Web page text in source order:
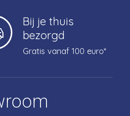
Bij je thuis
bezorgd
Gratis vanaf 100 euro*